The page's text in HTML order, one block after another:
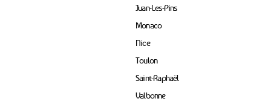
Juan-Les-Pins
Monaco
Nice
Toulon
Saint-Raphaël
Valbonne